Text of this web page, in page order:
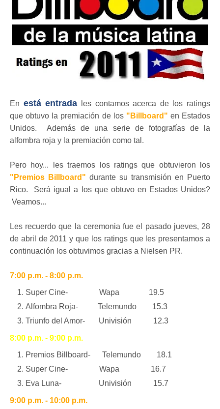
En está entrada les contamos acerca de los ratings
que obtuvo la premiación de los "Billboard" en Estados
Unidos. Además de una serie de fotografías de la
alfombra roja y la premiación como tal.
Pero hoy... les traemos los ratings que obtuvieron los
"Premios Billboard" durante su transmisión en Puerto
Rico. Será igual a los que obtuvo en Estados Unidos?
Veamos...
Les recuerdo que la ceremonia fue el pasado jueves, 28
de abril de 2011 y que los ratings que les presentamos a
continuación los obtuvimos gracias a Nielsen PR.
7:00 p.m. - 8:00 p.m.
Super Cine- Wapa 19.5
Alfombra Roja- Telemundo 15.3
Triunfo del Amor- Univisión 12.3
8:00 p.m. - 9:00 p.m.
Premios Billboard- Telemundo 18.1
Super Cine- Wapa 16.7
Eva Luna- Univisión 15.7
9:00 p.m. - 10:00 p.m.